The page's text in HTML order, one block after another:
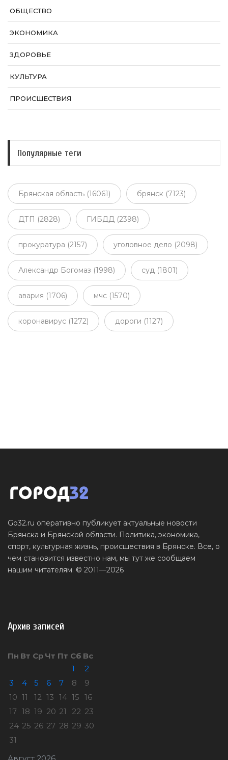
ОБЩЕСТВО
ЭКОНОМИКА
ЗДОРОВЬЕ
КУЛЬТУРА
ПРОИСШЕСТВИЯ
Популярные теги
Брянская область (16061) брянск (7123)
ДТП (2828) ГИБДД (2398)
прокуратура (2157) уголовное дело (2098)
Александр Богомаз (1998) суд (1801)
авария (1706) мчс (1570)
коронавирус (1272) дороги (1127)
Go32.ru оперативно публикует актуальные новости
Брянска и Брянской области. Политика, экономика,
спорт, культурная жизнь, происшествия в Брянске. Все, о
чем становится известно нам, мы тут же сообщаем
нашим читателям. © 2011—2026
Архив записей
Пн Вт Ср Чт Пт Сб Вс
1
2
3
4 5 6 7 8
9
10 11 12 13 14 15 16
17 18 19 20 21 22 23
24 25 26 27 28 29 30
31